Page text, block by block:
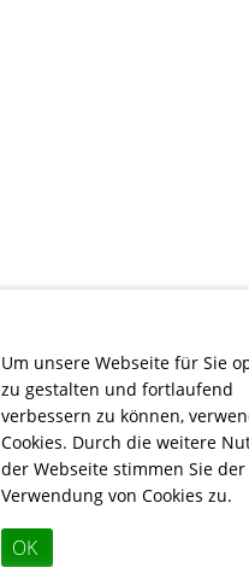
Um unsere Webseite für Sie
zu gestalten und fortlaufend
verbessern zu können,
Cookies. Durch die weitere
der Webseite stimmen Sie der
Verwendung von Cookies zu.
OK